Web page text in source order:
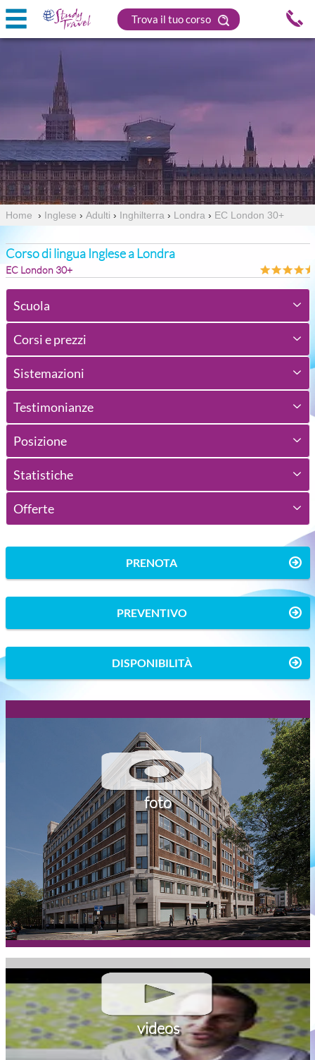
Trova il tuo corso
Home › Inglese › Adulti › Inghilterra › Londra › EC London 30+
Corso di lingua Inglese a Londra
EC London 30+
Scuola
Corsi e prezzi
Sistemazioni
Testimonianze
Posizione
Statistiche
Offerte
PRENOTA
PREVENTIVO
DISPONIBILITÀ
foto
videos